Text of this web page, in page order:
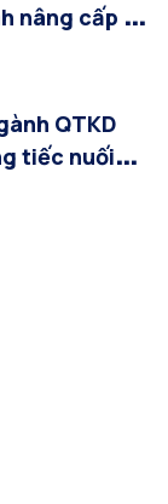
nâng cấp cơ
QTKD
tiếc nuối